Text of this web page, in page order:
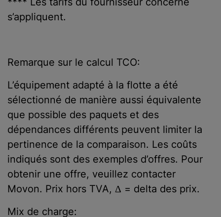
s’appliquent.
Remarque sur le calcul TCO:
L’équipement adapté à la flotte a été
sélectionné de manière aussi équivalente
que possible des paquets et des
dépendances différents peuvent limiter la
pertinence de la comparaison. Les coûts
indiqués sont des exemples d’offres. Pour
obtenir une offre, veuillez contacter
Movon. Prix hors TVA, Δ = delta des prix.
Mix de charge: